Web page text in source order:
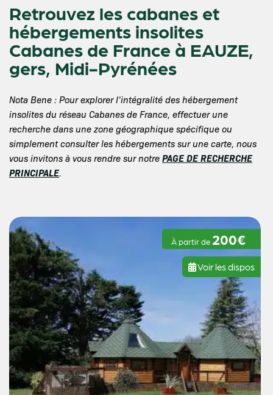
Retrouvez les cabanes et
hébergements insolites
Cabanes de France à EAUZE,
gers, Midi-Pyrénées
Nota Bene : Pour explorer l’intégralité des hébergement
insolites du réseau Cabanes de France, effectuer une
recherche dans une zone géographique spécifique ou
simplement consulter les hébergements sur une carte, nous
vous invitons à vous rendre sur notre PAGE DE RECHERCHE
PRINCIPALE.
À partir de 200€
Voir les dispos